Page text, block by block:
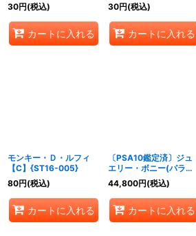
30円(税込)
カートに入れる
30円(税込)
カートに入れる
モンキー・Ｄ・ルフィ
【C】{ST16-005}
80円(税込)
カートに入れる
〔PSA10鑑定済〕ジュ
エリー・ボニー(パラレ
ル/SP/和
柄/illust:otton)【SP】
{ST02-007[OP08]}
44,800円(税込)
カートに入れる